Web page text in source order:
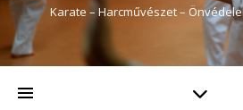
Karate – Harcművészet –